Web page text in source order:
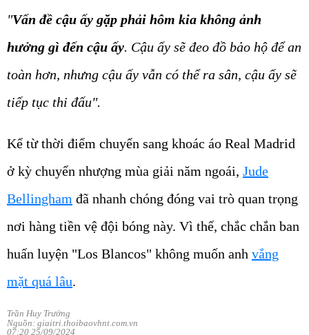
"Vấn đề cậu ấy gặp phải hôm kia không ảnh
hưởng gì đến cậu ấy. Cậu ấy sẽ đeo đồ bảo hộ để an
toàn hơn, nhưng cậu ấy vẫn có thể ra sân, cậu ấy sẽ
tiếp tục thi đấu".
Kể từ thời điểm chuyển sang khoác áo Real Madrid
ở kỳ chuyển nhượng mùa giải năm ngoái, Jude
Bellingham đã nhanh chóng đóng vai trò quan trọng
nơi hàng tiền vệ đội bóng này. Vì thế, chắc chắn ban
huấn luyện "Los Blancos" không muốn anh vắng
mặt quá lâu.
Trần Huy Trưởng
Nguồn: giaitri.thoibaovhnt.com.vn
07:20 25/09/2024